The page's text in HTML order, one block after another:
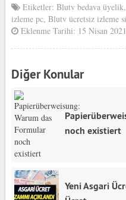
Etiketler: Blutv bedava üyelik,
izleme pc, Blutv ücretsiz izleme
Eklenme Tarihi: 15 Nisan 2021
Diğer Konular
noch existiert
Yeni Asgari